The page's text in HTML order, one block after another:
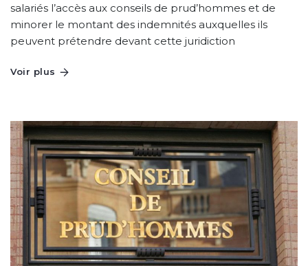
salariés l’accès aux conseils de prud’hommes et de
minorer le montant des indemnités auxquelles ils
peuvent prétendre devant cette juridiction
Voir plus